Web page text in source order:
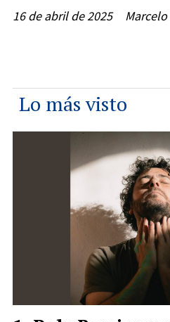
16 de abril de 2025
Lo más visto